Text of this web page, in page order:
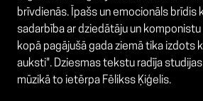
brīvdienās. Īpašs un emocionāls brīdis
sadarbība ar dziedātāju un komponistu
kopā pagājušā gada ziemā tika izdots
auksti". Dziesmas tekstu radīja
mūzikā to ietērpa Fēlikss Ķiģelis.